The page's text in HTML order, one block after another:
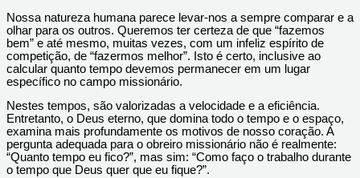
Nossa natureza humana parece levar-nos a sempre comparar e a
olhar para os outros. Queremos ter certeza de que “fazemos
bem” e até mesmo, muitas vezes, com um infeliz espírito de
competição, de “fazermos melhor”. Isto é certo, inclusive ao
calcular quanto tempo devemos permanecer em um lugar
específico no campo missionário.
Nestes tempos, são valorizadas a velocidade e a eficiência.
Entretanto, o Deus eterno, que domina todo o tempo e o espaço,
examina mais profundamente os motivos de nosso coração. A
pergunta adequada para o obreiro missionário não é realmente:
“Quanto tempo eu fico?”, mas sim: “Como faço o trabalho durante
o tempo que Deus quer que eu fique?”.